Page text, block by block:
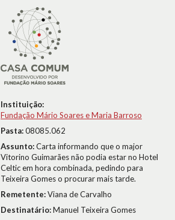
Instituição:
Fundação Mário Soares e Maria Barroso
Pasta:08085.062
Assunto:Carta informando que o major
Vitorino Guimarães não podia estar no Hotel
Celtic em hora combinada, pedindo para
Teixeira Gomes o procurar mais tarde.
Remetente:Viana de Carvalho
Destinatário:Manuel Teixeira Gomes